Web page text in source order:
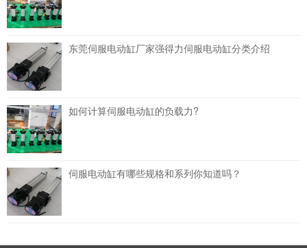
东莞伺服电动缸厂家强得力伺服电动缸分类介绍
如何计算伺服电动缸的负载力?
伺服电动缸有哪些规格和系列你知道吗？